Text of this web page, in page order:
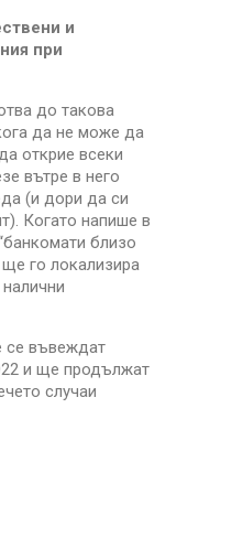
и
при
до такова
да не може да
открие всеки
вътре в него
(и дори да си
. Когато напише в
близо
го локализира
се въвеждат
и ще продължат
случаи